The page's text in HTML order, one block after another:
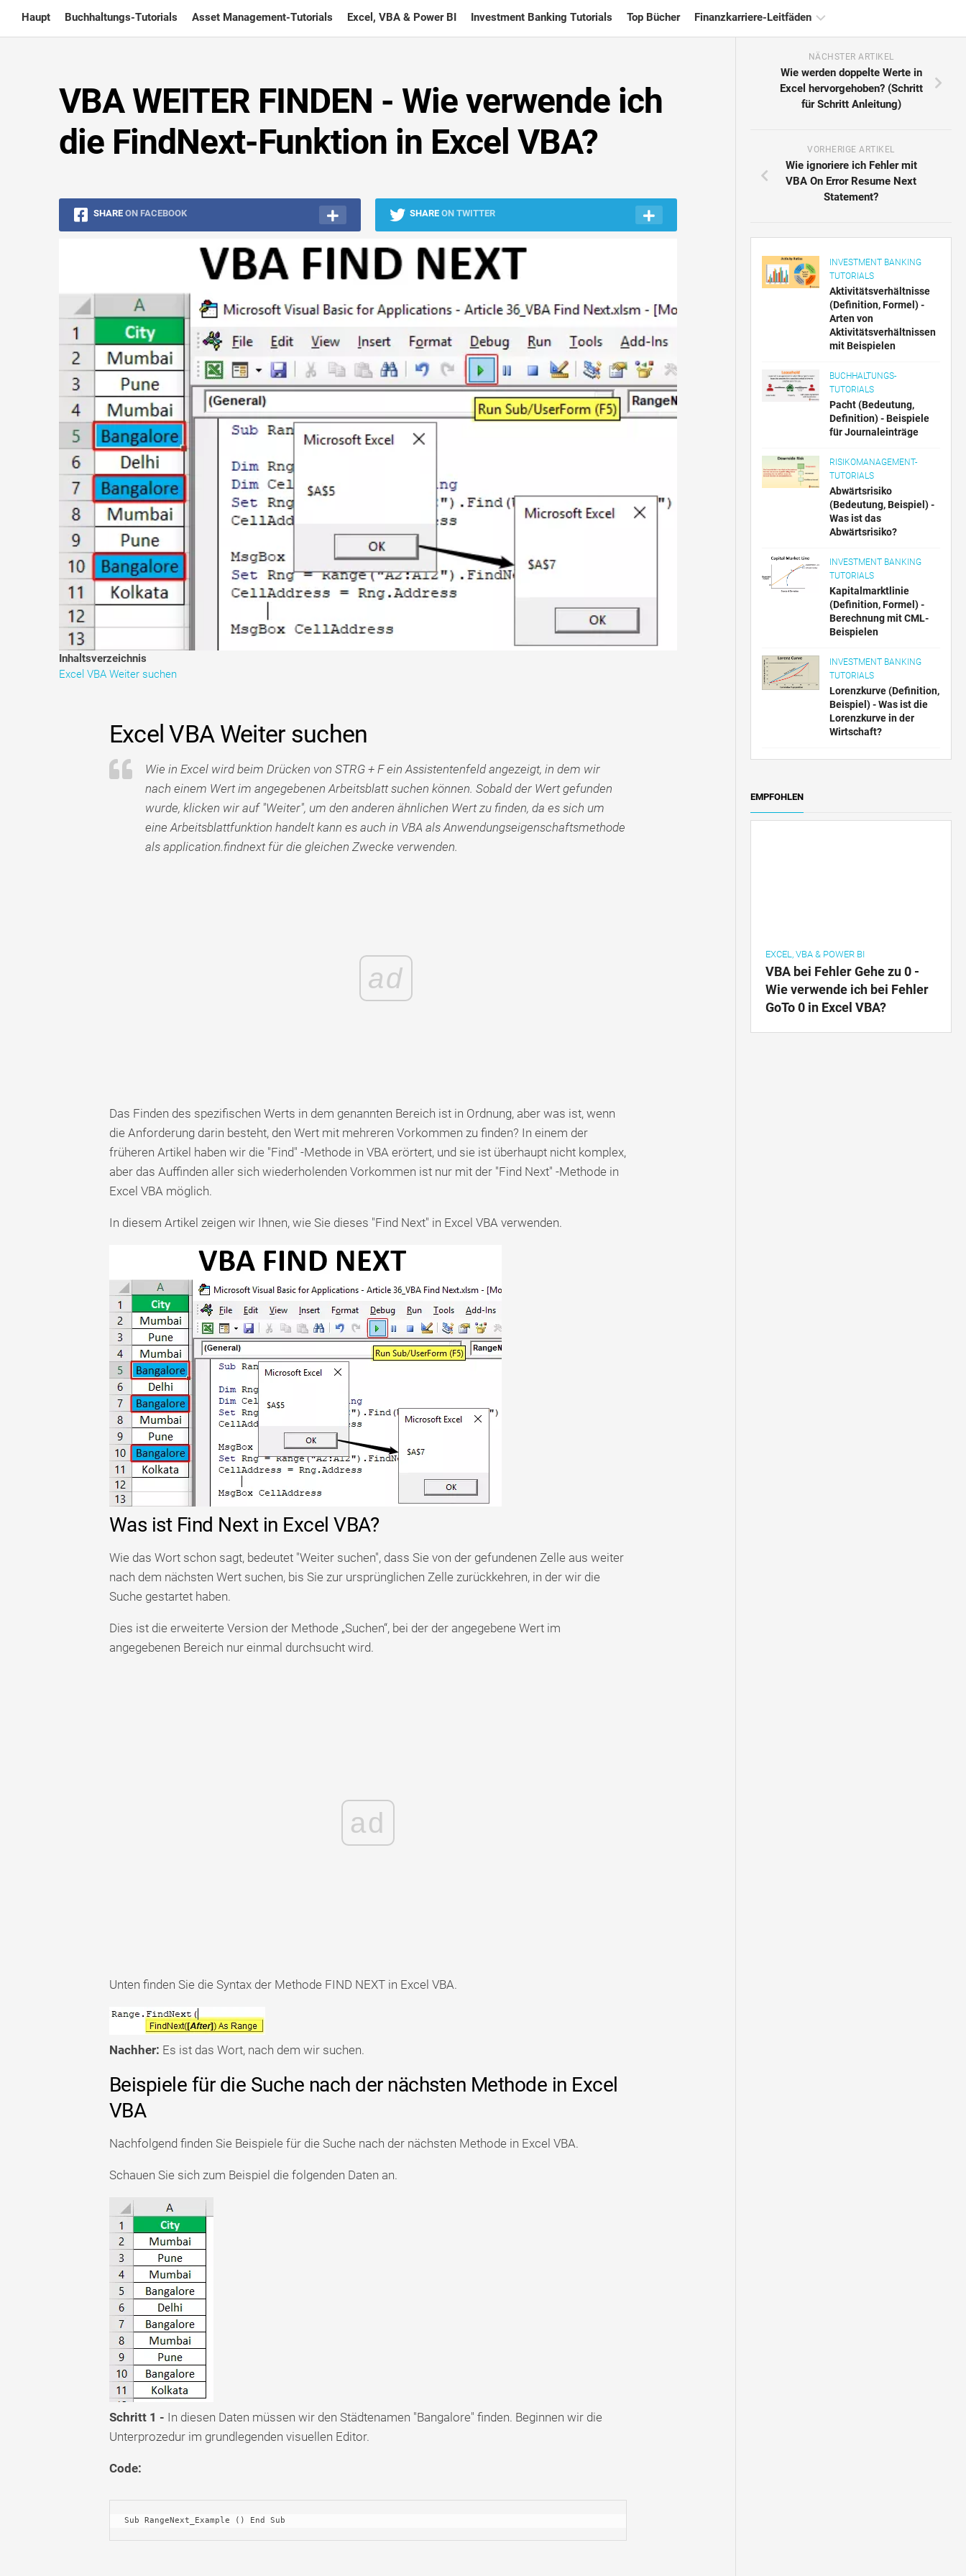
content
Haupt Buchhaltungs-Tutorials Asset Management-Tutorials Excel, VBA & Power BI Investment Banking Tutorials Top Bücher Finanzkarriere-Leitfäden
Finanzmodellierung
Risikomanagement-
VBA WEITER FINDEN - Wie verwende ich
die FindNext-Funktion in Excel VBA?
SHARE ON FACEBOOK SHARE ON TWITTER
Inhaltsverzeichnis
Excel VBA Weiter suchen
Excel VBA Weiter suchen
Wie in Excel wird beim Drücken von STRG + F ein Assistentenfeld angezeigt, in dem wir
nach einem Wert im angegebenen Arbeitsblatt suchen können. Sobald der Wert gefunden
wurde, klicken wir auf "Weiter", um den anderen ähnlichen Wert zu finden, da es sich um
eine Arbeitsblattfunktion handelt kann es auch in VBA als Anwendungseigenschaftsmethode
als application.findnext für die gleichen Zwecke verwenden.
ad
Das Finden des spezifischen Werts in dem genannten Bereich ist in Ordnung, aber was ist, wenn
die Anforderung darin besteht, den Wert mit mehreren Vorkommen zu finden? In einem der
früheren Artikel haben wir die "Find" -Methode in VBA erörtert, und sie ist überhaupt nicht komplex,
aber das Auffinden aller sich wiederholenden Vorkommen ist nur mit der "Find Next" -Methode in
Excel VBA möglich.
In diesem Artikel zeigen wir Ihnen, wie Sie dieses "Find Next" in Excel VBA verwenden.
Was ist Find Next in Excel VBA?
Wie das Wort schon sagt, bedeutet "Weiter suchen", dass Sie von der gefundenen Zelle aus weiter
nach dem nächsten Wert suchen, bis Sie zur ursprünglichen Zelle zurückkehren, in der wir die
Suche gestartet haben.
Dies ist die erweiterte Version der Methode „Suchen“, bei der der angegebene Wert im
angegebenen Bereich nur einmal durchsucht wird.
ad
Unten finden Sie die Syntax der Methode FIND NEXT in Excel VBA.
Nachher: Es ist das Wort, nach dem wir suchen.
Beispiele für die Suche nach der nächsten Methode in Excel
VBA
Nachfolgend finden Sie Beispiele für die Suche nach der nächsten Methode in Excel VBA.
Schauen Sie sich zum Beispiel die folgenden Daten an.
Schritt 1 - In diesen Daten müssen wir den Städtenamen "Bangalore" finden. Beginnen wir die
Unterprozedur im grundlegenden visuellen Editor.
Code:
Sub RangeNext_Example () End Sub
NÄCHSTER ARTIKEL
Wie werden doppelte Werte in
Excel hervorgehoben? (Schritt
für Schritt Anleitung)
VORHERIGE ARTIKEL
Wie ignoriere ich Fehler mit
VBA On Error Resume Next
Statement?
INVESTMENT BANKING
TUTORIALS
Aktivitätsverhältnisse
(Definition, Formel) -
Arten von
Aktivitätsverhältnissen
mit Beispielen
BUCHHALTUNGS-
TUTORIALS
Pacht (Bedeutung,
Definition) - Beispiele
für Journaleinträge
RISIKOMANAGEMENT-
TUTORIALS
Abwärtsrisiko
(Bedeutung, Beispiel) -
Was ist das
Abwärtsrisiko?
INVESTMENT BANKING
TUTORIALS
Kapitalmarktlinie
(Definition, Formel) -
Berechnung mit CML-
Beispielen
INVESTMENT BANKING
TUTORIALS
Lorenzkurve (Definition,
Beispiel) - Was ist die
Lorenzkurve in der
Wirtschaft?
EMPFOHLEN
EXCEL, VBA & POWER BI
VBA bei Fehler Gehe zu 0 -
Wie verwende ich bei Fehler
GoTo 0 in Excel VBA?